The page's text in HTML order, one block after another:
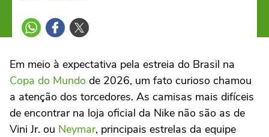
Em meio à expectativa pela estreia do Brasil na
Copa do Mundo de 2026, um fato curioso chamou
a atenção dos torcedores. As camisas mais difíceis
de encontrar na loja oficial da Nike não são as de
Vini Jr. ou Neymar, principais estrelas da equipe